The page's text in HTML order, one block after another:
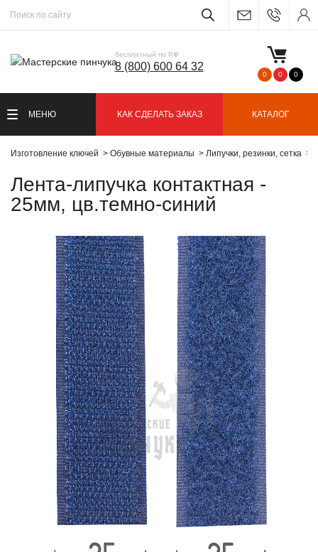
бесплатный по РФ
8 (800) 600 64 32
0 0 0
МЕНЮ КАК СДЕЛАТЬ ЗАКАЗ КАТАЛОГ
Изготовление ключей Обувные материалы Липучки, резинки, сетка
Лента-липучка контактная -
25мм, цв.темно-синий